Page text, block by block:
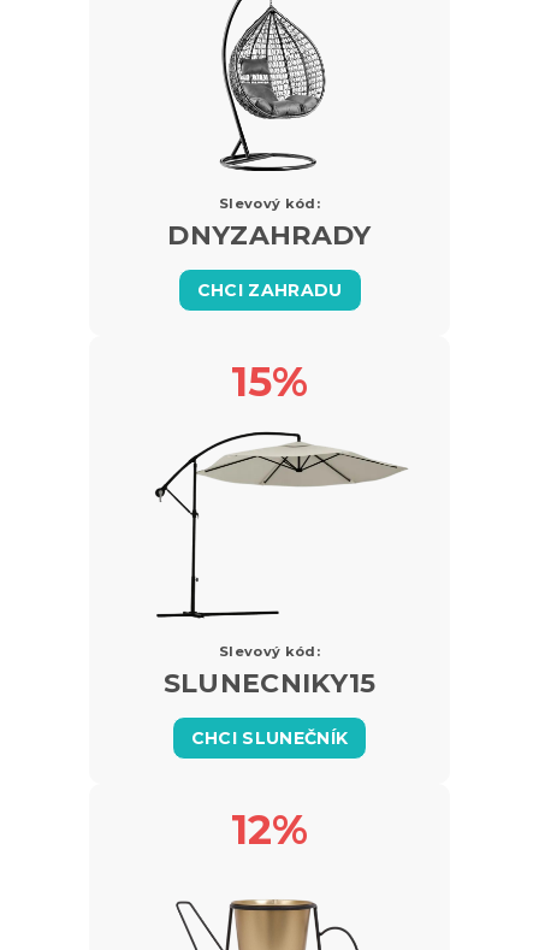
Slevový kód:
DNYZAHRADY
CHCI ZAHRADU
15%
Slevový kód:
SLUNECNIKY15
CHCI SLUNEČNÍK
12%